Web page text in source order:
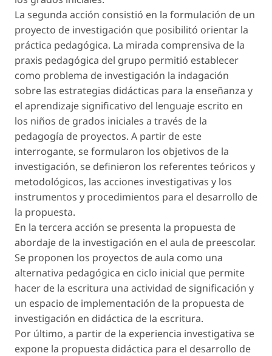
La segunda acción consistió en la formulación de un
proyecto de investigación que posibilitó orientar la
práctica pedagógica. La mirada comprensiva de la
praxis pedagógica del grupo permitió establecer
como problema de investigación la indagación
sobre las estrategias didácticas para la enseñanza y
el aprendizaje significativo del lenguaje escrito en
los niños de grados iniciales a través de la
pedagogía de proyectos. A partir de este
interrogante, se formularon los objetivos de la
investigación, se definieron los referentes teóricos y
metodológicos, las acciones investigativas y los
instrumentos y procedimientos para el desarrollo de
la propuesta.
En la tercera acción se presenta la propuesta de
abordaje de la investigación en el aula de preescolar.
Se proponen los proyectos de aula como una
alternativa pedagógica en ciclo inicial que permite
hacer de la escritura una actividad de significación y
un espacio de implementación de la propuesta de
investigación en didáctica de la escritura.
Por último, a partir de la experiencia investigativa se
expone la propuesta didáctica para el desarrollo de